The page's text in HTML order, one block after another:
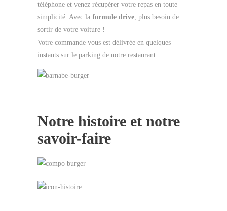
téléphone et venez récupérer votre repas en toute
simplicité. Avec la formule drive, plus besoin de
sortir de votre voiture !
Votre commande vous est délivrée en quelques
instants sur le parking de notre restaurant.
Notre histoire et notre
savoir-faire